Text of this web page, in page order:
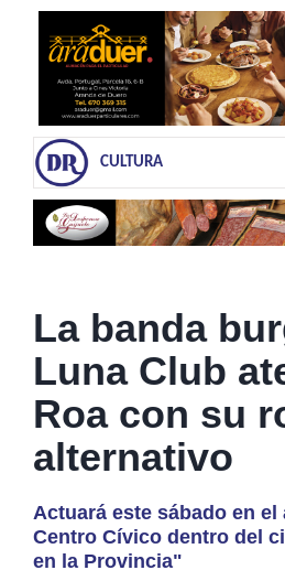
CULTURA
La banda
Luna Club
Roa con su
alternativo
Actuará este sábado en
Centro Cívico dentro del
en la Provincia"